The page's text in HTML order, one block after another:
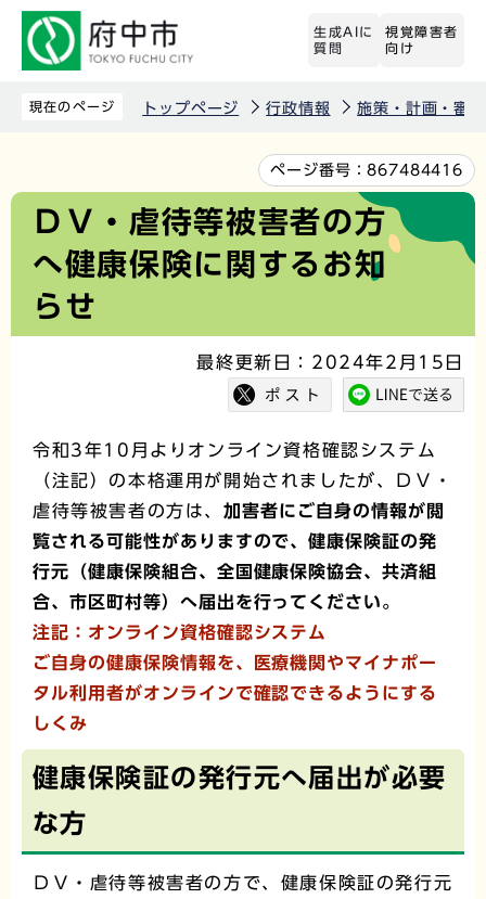
先
生成AIに
質問
視覚障害者
向け
現在のページ トップページ 行政情報 施策・計画・審
文
ページ番号：867484416
ＤＶ・虐待等被害者の方
へ健康保険に関するお知
らせ
最終更新日：2024年2月15日
令和3年10月よりオンライン資格確認システム
（注記）の本格運用が開始されましたが、ＤＶ・
虐待等被害者の方は、 加害者にご自身の情報が閲
覧される可能性がありますので、健康保険証の発
行元（健康保険組合、全国健康保険協会、共済組
合、市区町村等）へ届出を行ってください。
注記：オンライン資格確認システム
ご自身の健康保険情報を、医療機関やマイナポー
タル利用者がオンラインで確認できるようにする
しくみ
健康保険証の発行元へ届出が必要
な方
ＤＶ・虐待等被害者の方で、健康保険証の発行元